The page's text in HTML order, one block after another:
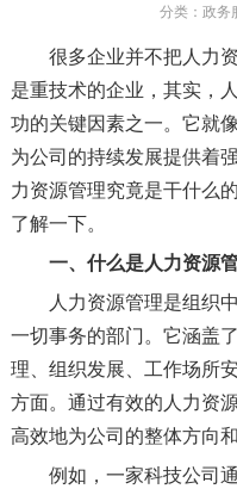
分类：政务
很多企业并不把人力
是重技术的企业，其实，
功的关键因素之一。它就像
为公司的持续发展提供着
力资源管理究竟是干什么
了解一下。
一、什么是人力资源
人力资源管理是组织
一切事务的部门。它涵盖
理、组织发展、工作场所
方面。通过有效的人力资
高效地为公司的整体方向
例如，一家科技公司